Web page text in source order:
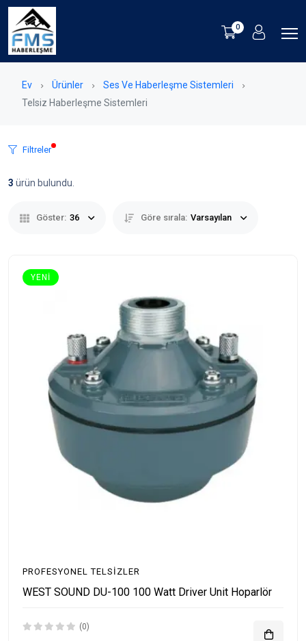
0
Ev Ürünler
Ses Ve Haberleşme Sistemleri
Telsiz Haberleşme Sistemleri
Filtreler
3 ürün bulundu.
Göster: 36 Göre sırala: Varsayılan
YENI
PROFESYONEL TELSIZLER
WEST SOUND DU-100 100 Watt Driver Unit Hoparlör
(0)